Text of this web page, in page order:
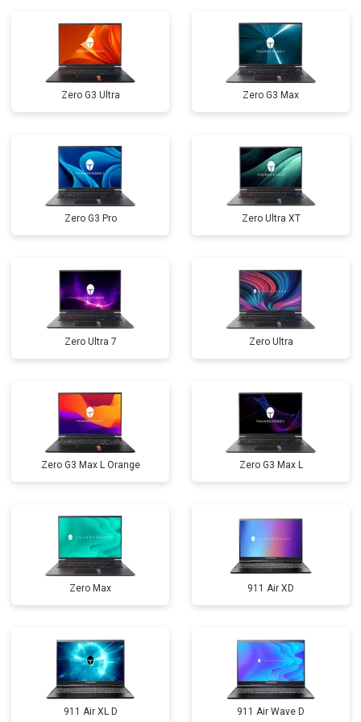
Замена микрофона от 2600 ₽ Заказать
Замена оперативной памяти от 1100 ₽ Заказать
Прошивка BIOS от 1500 ₽
Zero G3 Ultra Zero G3 Max
Zero G3 Pro Zero Ultra XT
Zero Ultra 7 Zero Ultra
Zero G3 Max L Orange Zero G3 Max L
Zero Max 911 Air XD
911 Air XL D 911 Air Wave D